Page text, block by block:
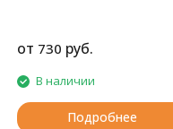
от 730 руб.
В наличии
Подробнее